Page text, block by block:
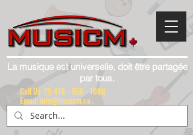
La musique est universelle, doit être partagée
par tous.
Call Us: (1) 416 - 558 - 1088
Email: info@musicm.ca